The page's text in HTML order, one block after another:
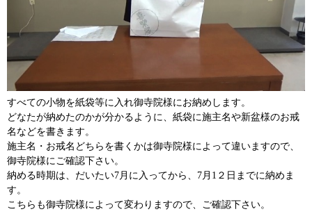
すべての小物を紙袋等に入れ御寺院様にお納めします。
どなたが納めたのかが分かるように、紙袋に施主名や新盆様のお戒
名などを書きます。
施主名・お戒名どちらを書くかは御寺院様によって違いますので、
御寺院様にご確認下さい。
納める時期は、だいたい7月に入ってから、7月1２日までに納めま
す。
こちらも御寺院様によって変わりますので、ご確認下さい。